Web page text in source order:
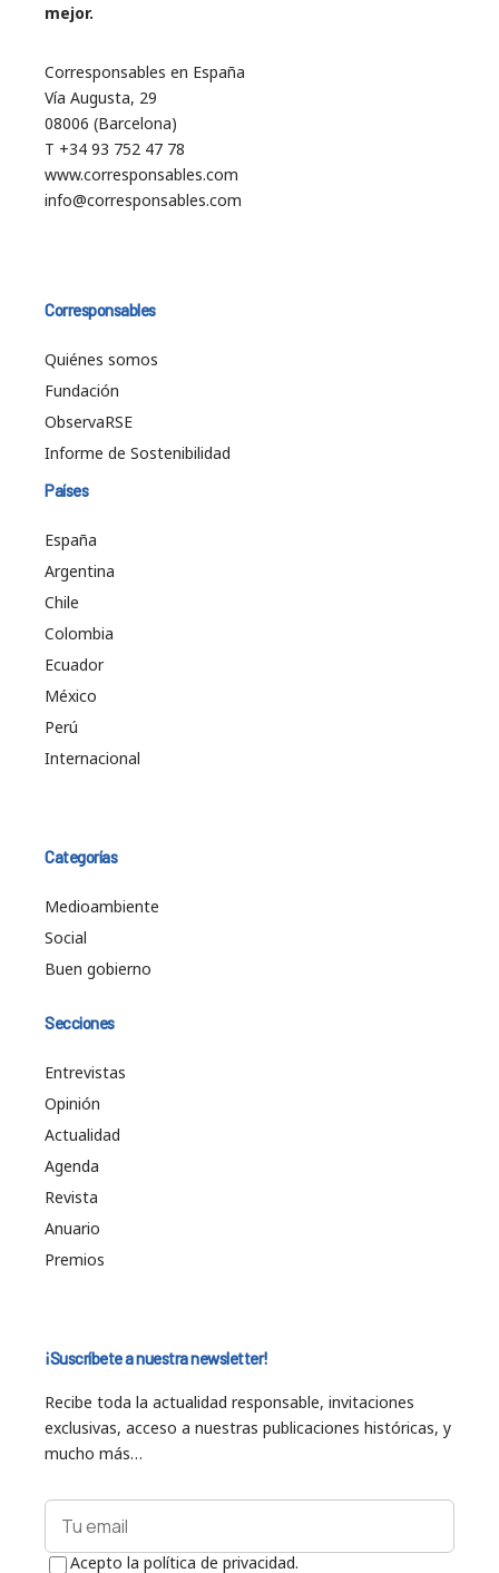
mejor.
Corresponsables en España
Vía Augusta, 29
08006 (Barcelona)
T +34 93 752 47 78
www.corresponsables.com
info@corresponsables.com
Corresponsables
Quiénes somos
Fundación
ObservaRSE
Informe de Sostenibilidad
Países
España
Argentina
Chile
Colombia
Ecuador
México
Perú
Internacional
Categorías
Medioambiente
Social
Buen gobierno
Secciones
Entrevistas
Opinión
Actualidad
Agenda
Revista
Anuario
Premios
¡Suscríbete a nuestra newsletter!
Recibe toda la actualidad responsable, invitaciones
exclusivas, acceso a nuestras publicaciones históricas, y
mucho más…
Acepto la política de privacidad.